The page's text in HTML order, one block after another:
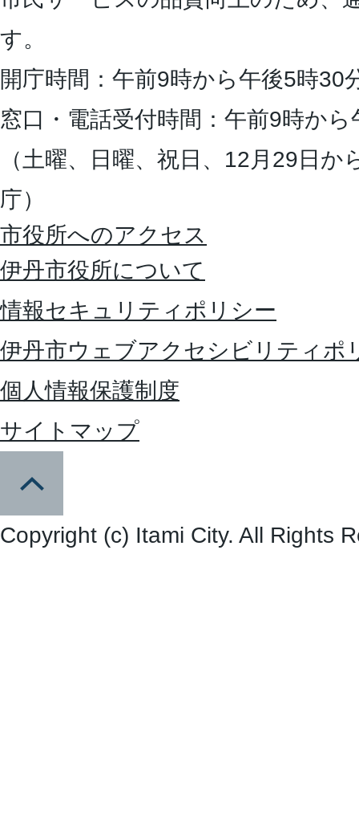
す。
開庁時間：午前9時から午後5時30
窓口・電話受付時間：午前9時か
（土曜、日曜、祝日、12月29日
庁）
市役所へのアクセス
伊丹市役所について
情報セキュリティポリシー
伊丹市ウェブアクセシビリティポ
個人情報保護制度
サイトマップ
Copyright (c) Itami City. All Rights